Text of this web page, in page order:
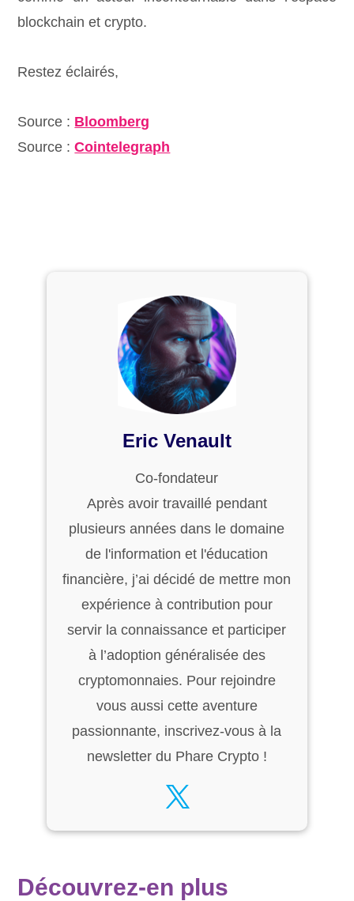
blockchain et crypto.
Restez éclairés,
Source : Bloomberg
Source :Cointelegraph
Eric Venault
Co-fondateur
Après avoir travaillé pendant
plusieurs années dans le domaine
de l'information et l'éducation
financière, j’ai décidé de mettre mon
expérience à contribution pour
servir la connaissance et participer
à l’adoption généralisée des
cryptomonnaies. Pour rejoindre
vous aussi cette aventure
passionnante, inscrivez-vous à la
newsletter du Phare Crypto !
Découvrez-en plus